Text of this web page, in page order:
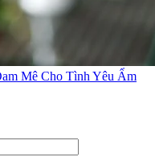
Mê Cho Tình Yêu Ẩm